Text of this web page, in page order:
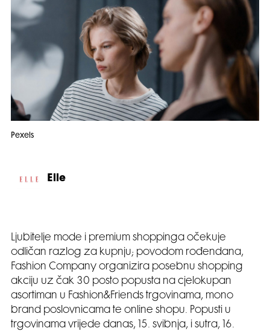
Pexels
Elle
Ljubitelje mode i premium shoppinga očekuje
odličan razlog za kupnju; povodom rođendana,
Fashion Company organizira posebnu shopping
akciju uz čak 30 posto popusta na cjelokupan
asortiman u Fashion&Friends trgovinama, mono
brand poslovnicama te online shopu. Popusti u
trgovinama vrijede danas, 15. svibnja, i sutra, 16.